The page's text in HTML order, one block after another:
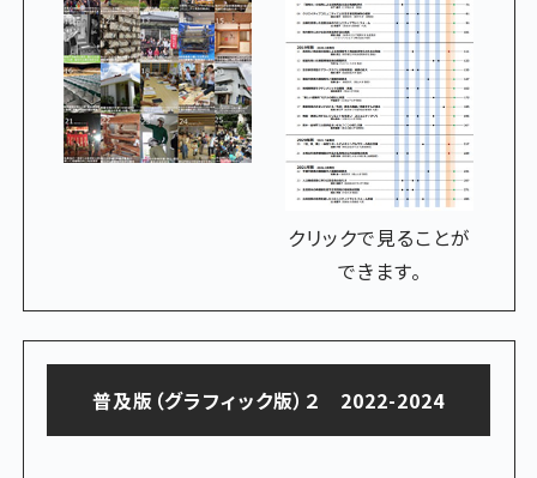
クリックで見ることが
できます。
普及版（グラフィック版）２ 2022-2024